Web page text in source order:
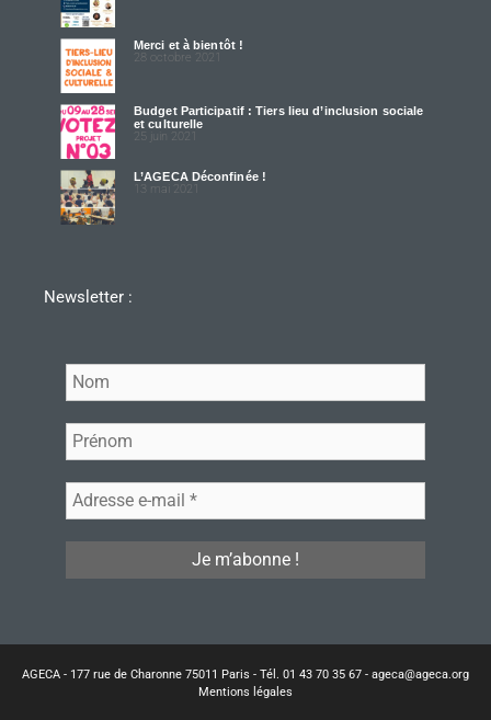
Merci et à bientôt !
28 octobre 2021
Budget Participatif : Tiers lieu d’inclusion sociale
et culturelle
25 juin 2021
L’AGECA Déconfinée !
13 mai 2021
Newsletter :
AGECA - 177 rue de Charonne 75011 Paris - Tél. 01 43 70 35 67 - ageca@ageca.org
Mentions légales